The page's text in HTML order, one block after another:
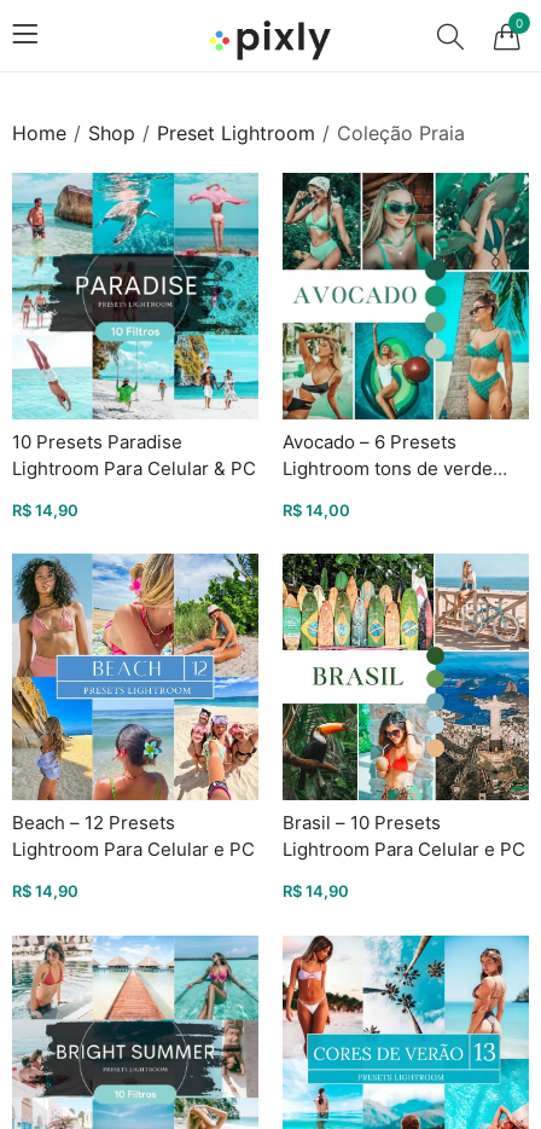
0
Home Shop Preset Lightroom Coleção Praia
10 Presets Paradise
Lightroom Para Celular & PC
R$14,90
Avocado – 6 Presets
Lightroom tons de verde
R$14,00
Beach – 12 Presets
Lightroom Para Celular e PC
R$14,90
Brasil – 10 Presets
Lightroom Para Celular e PC
R$14,90